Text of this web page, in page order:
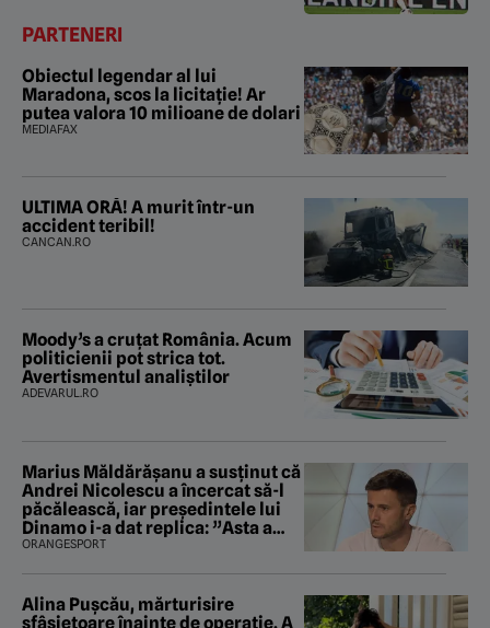
PARTENERI
Obiectul legendar al lui
Maradona, scos la licitație! Ar
putea valora 10 milioane de dolari
MEDIAFAX
ULTIMA ORĂ! A murit într-un
accident teribil!
CANCAN.RO
Moody’s a cruțat România. Acum
politicienii pot strica tot.
Avertismentul analiștilor
ADEVARUL.RO
Marius Măldărăşanu a susţinut că
Andrei Nicolescu a încercat să-l
păcălească, iar preşedintele lui
Dinamo i-a dat replica: ”Asta a
fost istoria”
ORANGESPORT
Alina Pușcău, mărturisire
sfâșietoare înainte de operație. A